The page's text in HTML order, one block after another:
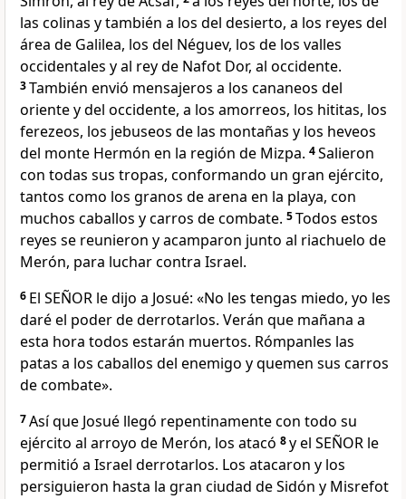
las colinas y también a los del desierto, a los reyes del
área de Galilea, los del Néguev, los de los valles
occidentales y al rey de Nafot Dor, al occidente.
3También envió mensajeros a los cananeos del
oriente y del occidente, a los amorreos, los hititas, los
ferezeos, los jebuseos de las montañas y los heveos
del monte Hermón en la región de Mizpa. 4Salieron
con todas sus tropas, conformando un gran ejército,
tantos como los granos de arena en la playa, con
muchos caballos y carros de combate. 5Todos estos
reyes se reunieron y acamparon junto al riachuelo de
Merón, para luchar contra Israel.
6 El SEÑOR le dijo a Josué: «No les tengas miedo, yo les
daré el poder de derrotarlos. Verán que mañana a
esta hora todos estarán muertos. Rómpanles las
patas a los caballos del enemigo y quemen sus carros
de combate».
7Así que Josué llegó repentinamente con todo su
ejército al arroyo de Merón, los atacó 8y el SEÑOR le
permitió a Israel derrotarlos. Los atacaron y los
persiguieron hasta la gran ciudad de Sidón y Misrefot